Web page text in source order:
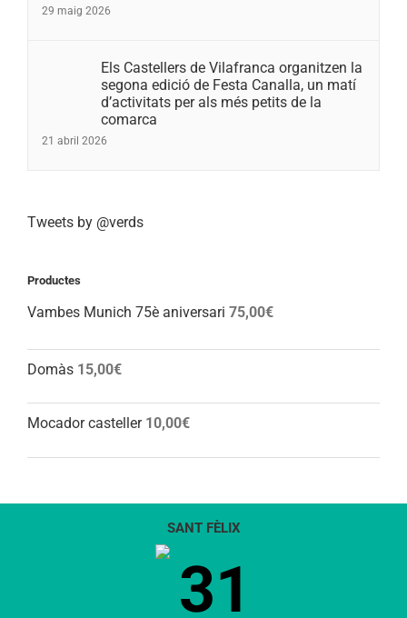
29 maig 2026
Els Castellers de Vilafranca organitzen la
segona edició de Festa Canalla, un matí
d’activitats per als més petits de la
comarca
21 abril 2026
Tweets by @verds
Productes
Vambes Munich 75è aniversari 75,00€
Domàs 15,00€
Mocador casteller 10,00€
SANT FÈLIX
31